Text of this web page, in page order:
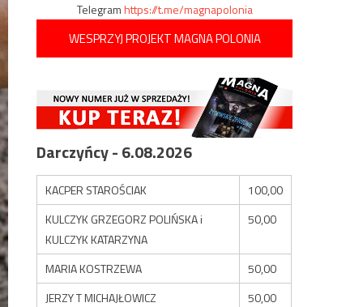
Telegramhttps://t.me/magnapolonia
WESPRZYJ PROJEKT MAGNA POLONIA
Darczyńcy - 6.08.2026
KACPER STAROŚCIAK
100,00
KULCZYK GRZEGORZ POLIŃSKA i
KULCZYK KATARZYNA
50,00
MARIA KOSTRZEWA
50,00
JERZY T MICHAJŁOWICZ
50,00